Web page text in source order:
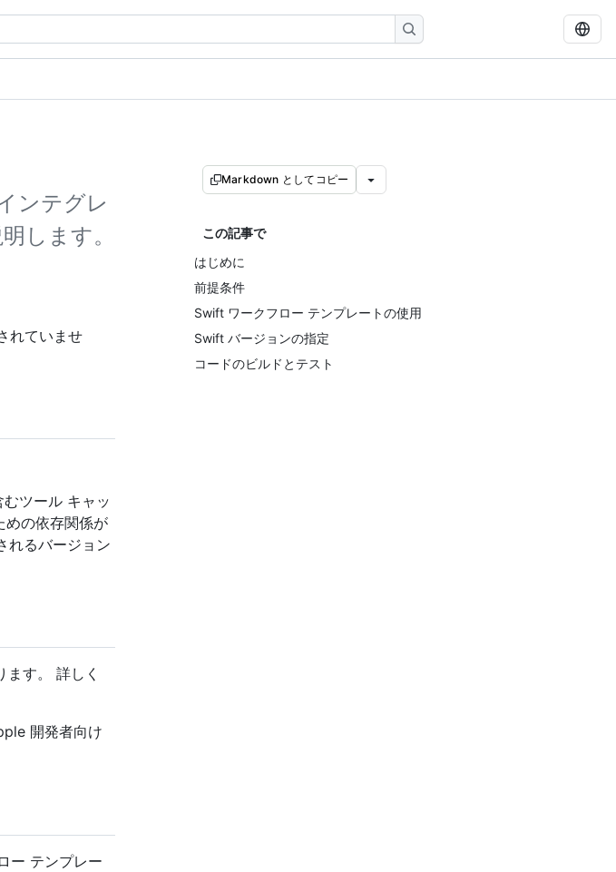
ンテグレ
します。
Markdown としてコピー
この記事で
はじめに
前提条件
Swift ワークフロー テンプレートの使用
Swift バージョンの指定
コードのビルドとテスト
れていませ
ツール キャッ
の依存関係が
れるバージョン
す。 詳しく
開発者向け
ー テンプレー